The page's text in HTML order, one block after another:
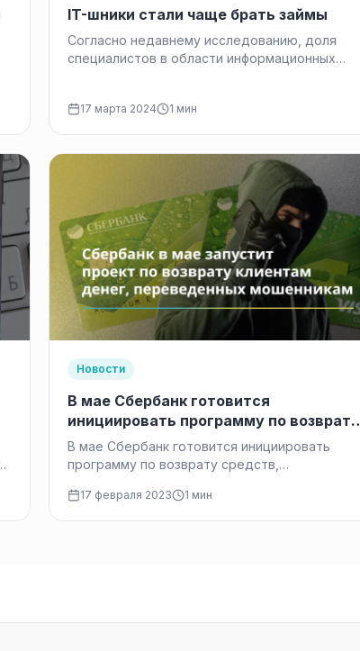
IT-шники стали чаще брать займы
Согласно недавнему исследованию, доля
специалистов в области информационных
год.…
17 марта 2024 1 мин
Новости
В мае Сбербанк готовится
инициировать программу по возврату
средств, отправленных мошенникам
В мае Сбербанк готовится инициировать
программу по возврату средств,
Станислав Кузнецов, заместитель
председателя правления банка.…
17 февраля 2023 1 мин